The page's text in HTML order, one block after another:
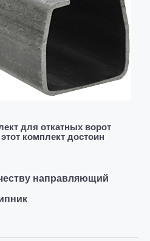
для откатных ворот
комплект достоин
направляющий